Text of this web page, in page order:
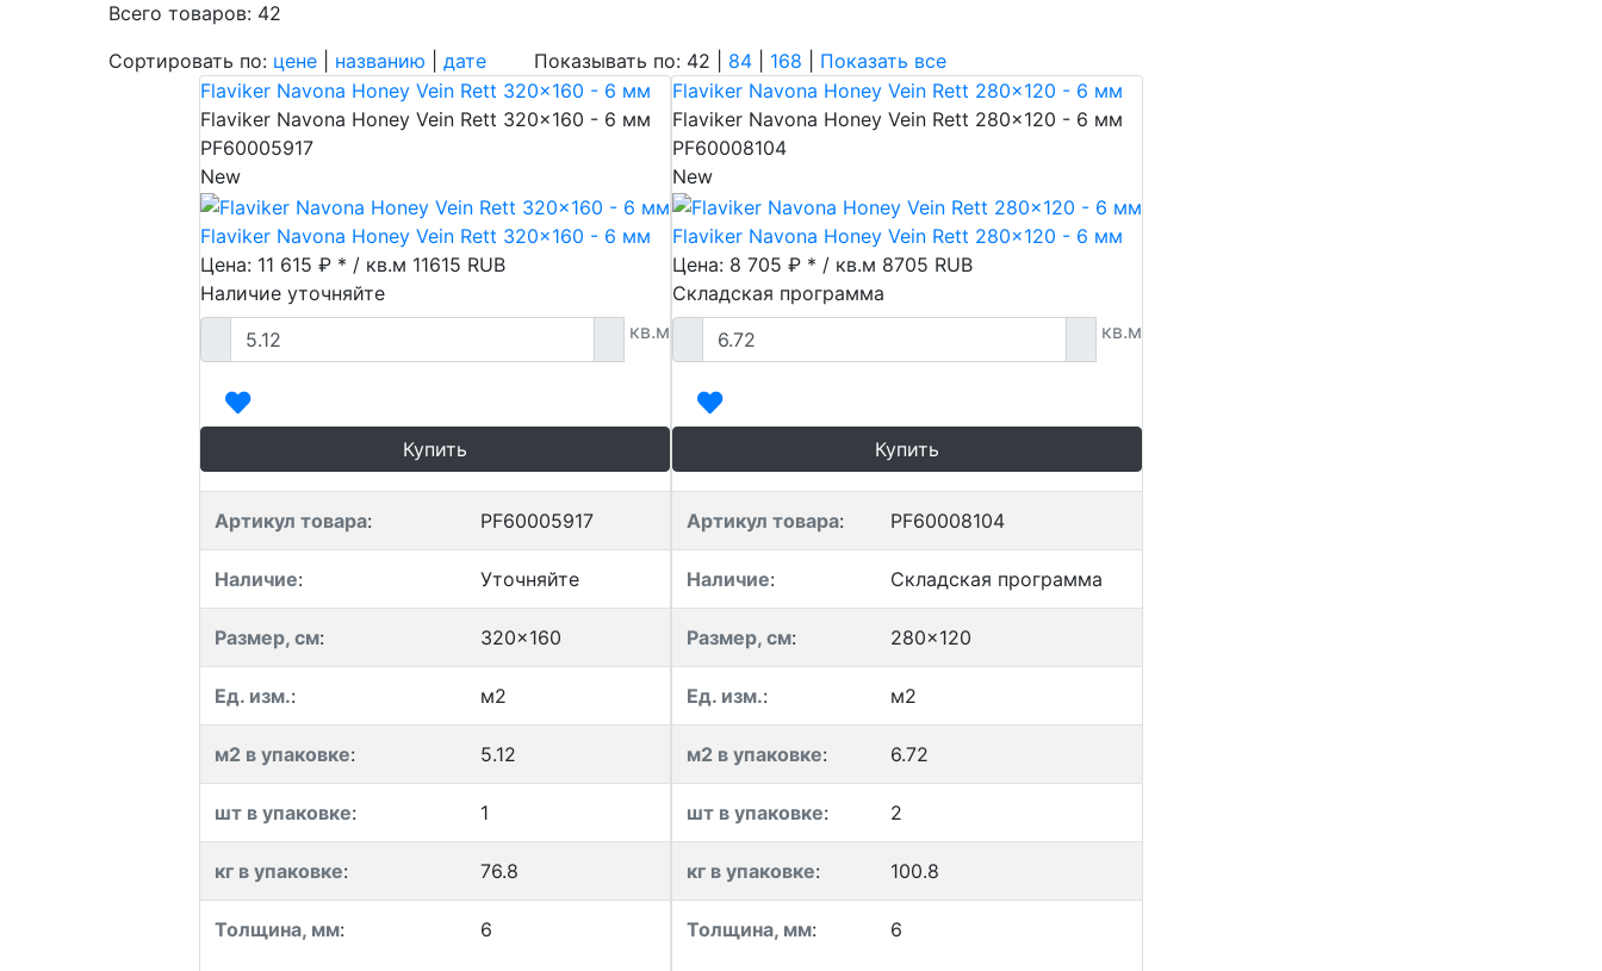
Всего товаров: 42
Сортировать по: цене названию дате Показывать по: 42 | 84 168
Показать все
Flaviker Navona Honey Vein Rett 320x160 - 6 мм
Flaviker Navona Honey Vein Rett 320x160 - 6 мм
PF60005917
New
Flaviker Navona Honey Vein Rett 320x160 - 6 мм
Цена: 11 615 ₽ * / кв.м 11615 RUB
Наличие уточняйте
кв.м
Купить
Артикул товара: PF60005917
Наличие: Уточняйте
Размер, см: 320x160
Ед. изм.: м2
м2 в упаковке: 5.12
шт в упаковке: 1
кг в упаковке: 76.8
Толщина, мм: 6
Flaviker Navona Honey Vein Rett 280x120 - 6 мм
Flaviker Navona Honey Vein Rett 280x120 - 6 мм
PF60008104
New
Flaviker Navona Honey Vein Rett 280x120 - 6 мм
Цена: 8 705 ₽ * / кв.м 8705 RUB
Складская программа
кв.м
Купить
Артикул товара: PF60008104
Наличие: Складская программа
Размер, см: 280x120
Ед. изм.: м2
м2 в упаковке: 6.72
шт в упаковке: 2
кг в упаковке: 100.8
Толщина, мм: 6